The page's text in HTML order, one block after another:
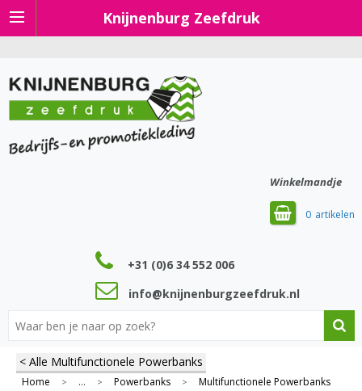
Knijnenburg Zeefdruk
Winkelmandje
0
+31 (0)6 34 552 006
info@knijnenburgzeefdruk.nl
< Alle Multifunctionele Powerbanks
Home > ... > Powerbanks > Multifunctionele Powerbanks